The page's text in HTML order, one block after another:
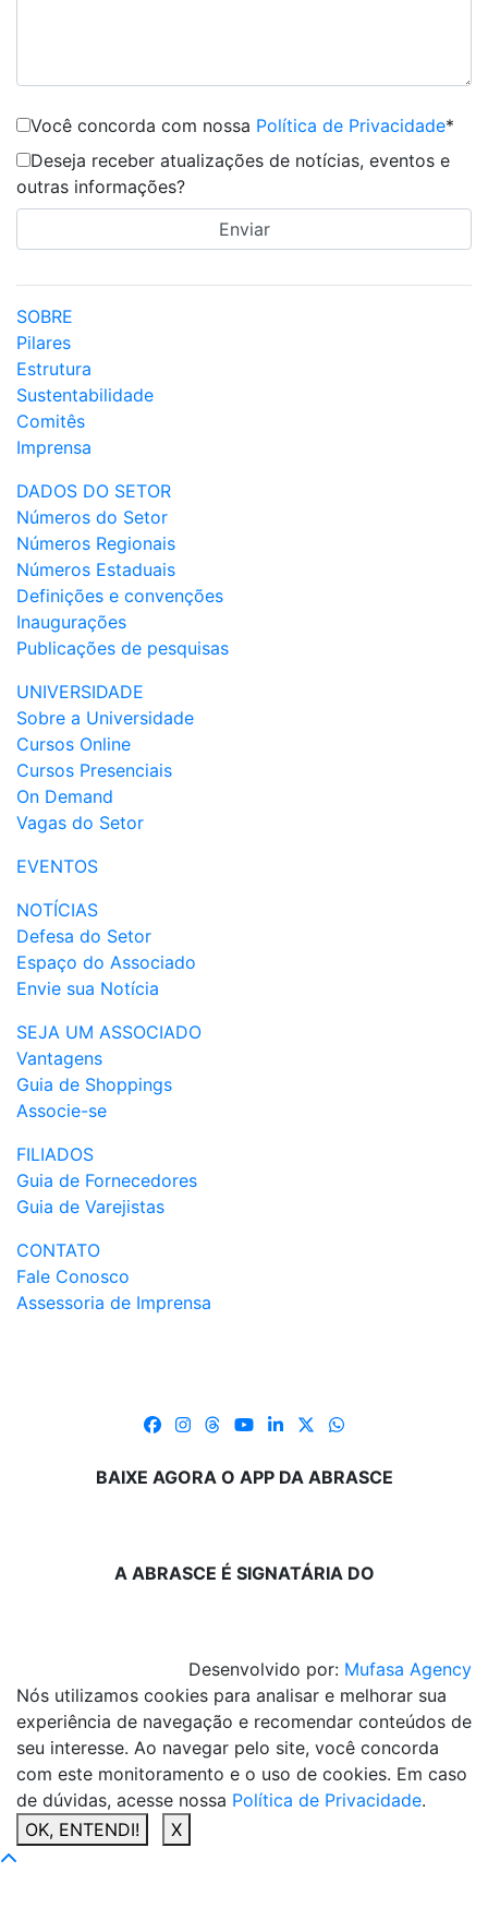
Você concorda com nossa Política de Privacidade*
Deseja receber atualizações de notícias, eventos e
outras informações?
SOBRE
Pilares
Estrutura
Sustentabilidade
Comitês
Imprensa
DADOS DO SETOR
Números do Setor
Números Regionais
Números Estaduais
Definições e convenções
Inaugurações
Publicações de pesquisas
UNIVERSIDADE
Sobre a Universidade
Cursos Online
Cursos Presenciais
On Demand
Vagas do Setor
EVENTOS
NOTÍCIAS
Defesa do Setor
Espaço do Associado
Envie sua Notícia
SEJA UM ASSOCIADO
Vantagens
Guia de Shoppings
Associe-se
FILIADOS
Guia de Fornecedores
Guia de Varejistas
CONTATO
Fale Conosco
Assessoria de Imprensa
BAIXE AGORA O APP DA ABRASCE
A ABRASCE É SIGNATÁRIA DO
Desenvolvido por: Mufasa Agency
Nós utilizamos cookies para analisar e melhorar sua
experiência de navegação e recomendar conteúdos de
seu interesse. Ao navegar pelo site, você concorda
com este monitoramento e o uso de cookies. Em caso
de dúvidas, acesse nossa Política de Privacidade.
OK, ENTENDI!
X